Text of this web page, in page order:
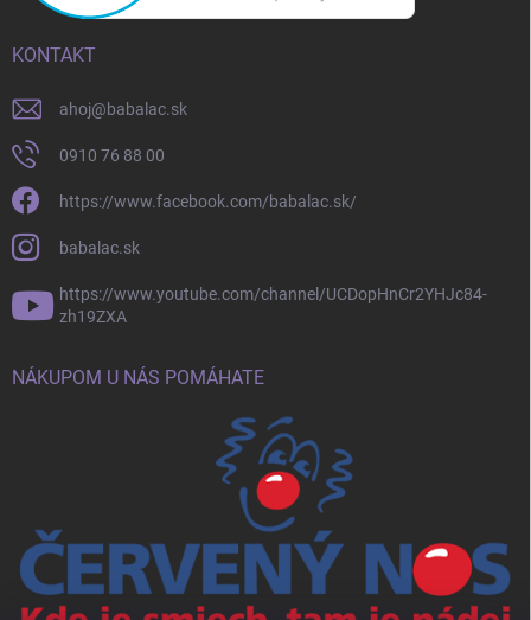
KONTAKT
ahoj@babalac.sk
0910 76 88 00
https://www.facebook.com/babalac.sk/
babalac.sk
https://www.youtube.com/channel/UCDopHnCr2YHJc84-
zh19ZXA
NÁKUPOM U NÁS POMÁHATE